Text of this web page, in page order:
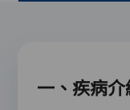
一、疾病介